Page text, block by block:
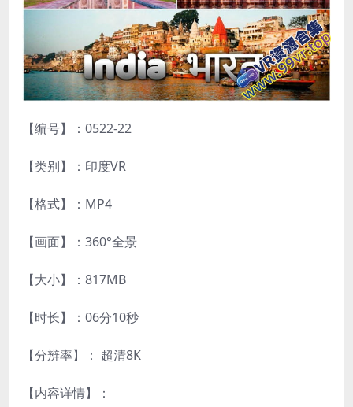
【编号】：0522-22
【类别】：印度VR
【格式】：MP4
【画面】：360°全景
【大小】：817MB
【时长】：06分10秒
【分辨率】： 超清8K
【内容详情】：